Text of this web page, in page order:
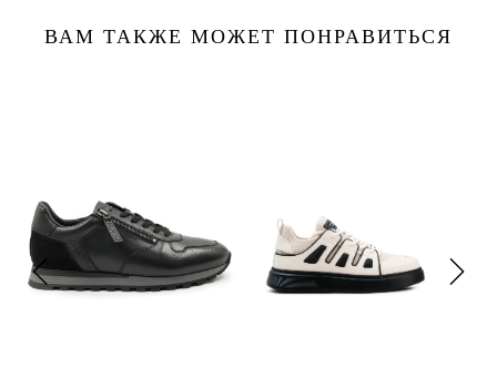
ВАМ ТАКЖЕ МОЖЕТ ПОНРАВИТЬСЯ